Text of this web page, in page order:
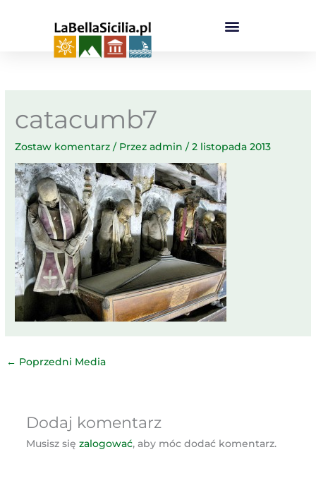
catacumb7
Zostaw komentarz / Przezadmin/2 listopada 2013
← Poprzedni Media
Dodaj komentarz
Musisz się zalogować, aby móc dodać komentarz.